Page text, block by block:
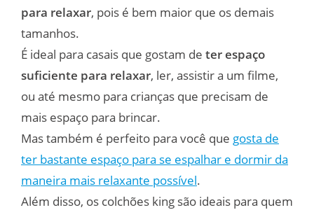
para relaxar, pois é bem maior que os demais
tamanhos.
É ideal para casais que gostam de ter espaço
suficiente para relaxar, ler, assistir a um filme,
ou até mesmo para crianças que precisam de
mais espaço para brincar.
Mas também é perfeito para você que gosta de
ter bastante espaço para se espalhar e dormir da
maneira mais relaxante possível.
Além disso, os colchões king são ideais para quem